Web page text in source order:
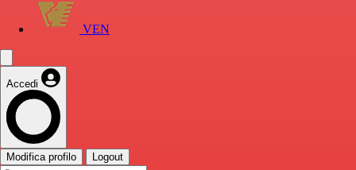
VEN
Accedi
Modifica profilo Logout